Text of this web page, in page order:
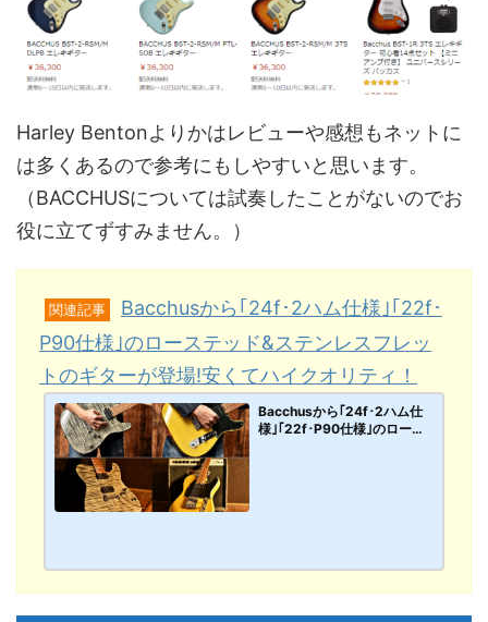
Harley Bentonよりかはレビューや感想もネットに
は多くあるので参考にもしやすいと思います。
（BACCHUSについては試奏したことがないのでお
役に立てずすみません。）
関連記事
Bacchusから｢24f･2ハム仕様｣｢22f･
P90仕様｣のローステッド&ステンレスフレッ
トのギターが登場!安くてハイクオリティ！
Bacchusから｢24f･2ハム仕
様｣｢22f･P90仕様｣のロース